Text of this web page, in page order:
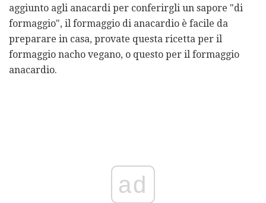
aggiunto agli anacardi per conferirgli un sapore "di
formaggio", il formaggio di anacardio è facile da
preparare in casa, provate questa ricetta per il
formaggio nacho vegano, o questo per il formaggio
anacardio.
ad